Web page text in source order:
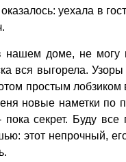
уехала в
нашем доме, не
вся выгорела.
простым
новые наметки по
секрет. Буду
этот непрочный,